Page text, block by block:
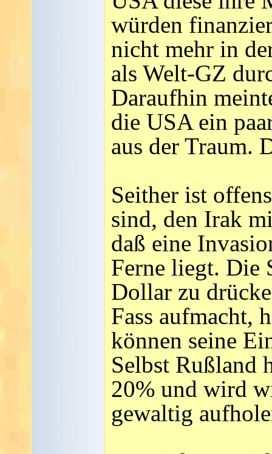
würden
nicht mehr in
als Welt-GZ
Daraufhin
die USA ein
aus der Traum.
Seither ist
sind, den Irak
daß eine
Ferne liegt. Die
Dollar zu
Fass aufmacht,
können seine
Selbst Rußland
20% und wird
gewaltig